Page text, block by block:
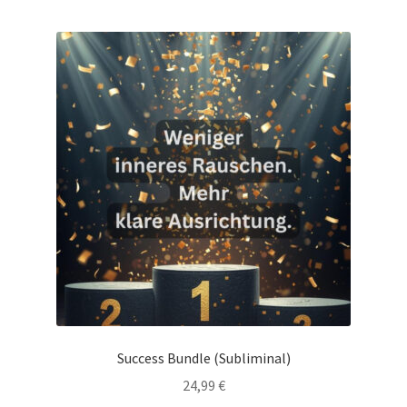
Success Bundle (Subliminal)
24,99 €